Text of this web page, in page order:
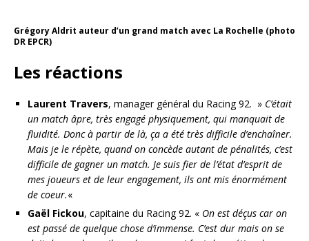
Grégory Aldrit auteur d’un grand match avec La Rochelle (photo
DR EPCR)
Les réactions
Laurent Travers, manager général du Racing 92. » C’était
un match âpre, très engagé physiquement, qui manquait de
fluidité. Donc à partir de là, ça a été très difficile d’enchaîner.
Mais je le répète, quand on concède autant de pénalités, c’est
difficile de gagner un match. Je suis fier de l’état d’esprit de
mes joueurs et de leur engagement, ils ont mis énormément
de coeur.«
Gaël Fickou, capitaine du Racing 92. « On est déçus car on
est passé de quelque chose d’immense. C’est dur mais on se